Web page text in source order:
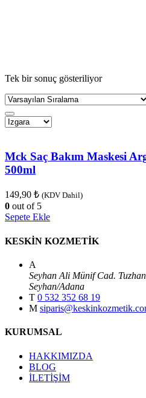
Tek bir sonuç gösteriliyor
Mck Saç Bakım Maskesi
500ml
149,90 ₺ (KDV Dahil)
0 out of 5
Sepete Ekle
KESKİN KOZMETİK
A
Seyhan Ali Münif Cad.
Seyhan/Adana
T 0 532 352 68 19
M
KURUMSAL
HAKKIMIZDA
BLOG
İLETİŞİM